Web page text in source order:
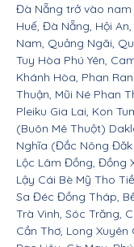
Đà Nẵng trở vào nam
Huế, Đà Nẵng, Hội
Nam, Quảng Ngãi,
Tuy Hòa Phú Yên,
Khánh Hòa, Phan
Thuận, Mũi Né Phan
Pleiku Gia Lai, Kon
(Buôn Mê Thuột)
Nghĩa (Đắc Nông
Lộc Lâm Đồng, Đồng
Lậy Cái Bè Mỹ Tho
Sa Đéc Đồng Tháp,
Trà Vinh, Sóc Trăng,
Cần Thơ, Long